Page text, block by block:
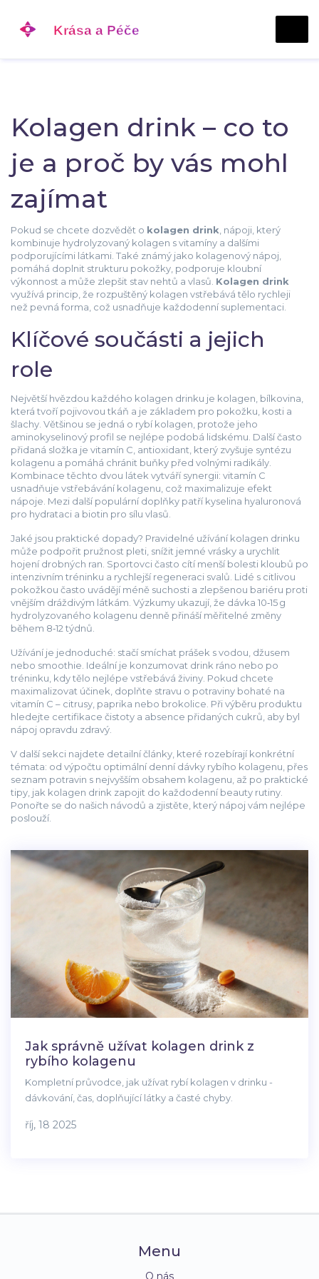
Kolagen drink – co to
je a proč by vás mohl
zajímat
Pokud se chcete dozvědět o kolagen drink nápoji, který
kombinuje hydrolyzovaný kolagen s vitamíny a dalšími
podporujícími látkami . Také známý jako kolagenový nápoj
pomáhá doplnit strukturu pokožky, podporuje kloubní
výkonnost a může zlepšit stav nehtů a vlasů. Kolagen drink
využívá princip, že rozpuštěný kolagen vstřebává tělo rychleji
než pevná forma, což usnadňuje každodenní suplementaci.
Klíčové součásti a jejich
role
Největší hvězdou každého kolagen drinku je kolagen bílkovina,
která tvoří pojivovou tkáň a je základem pro pokožku, kosti a
šlachy . Většinou se jedná o rybí kolagen, protože jeho
aminokyselinový profil se nejlépe podobá lidskému. Další často
přidaná složka je vitamín C antioxidant, který zvyšuje syntézu
kolagenu a pomáhá chránit buňky před volnými radikály
Kombinace těchto dvou látek vytváří synergii: vitamín C
usnadňuje vstřebávání kolagenu, což maximalizuje efekt
nápoje. Mezi další populární doplňky patří kyselina hyaluronová
pro hydrataci a biotin pro sílu vlasů.
Jaké jsou praktické dopady? Pravidelné užívání kolagen drinku
může podpořit pružnost pleti, snížit jemné vrásky a urychlit
hojení drobných ran. Sportovci často cítí menší bolesti kloubů po
intenzivním tréninku a rychlejší regeneraci svalů. Lidé s citlivou
pokožkou často uvádějí méně suchosti a zlepšenou bariéru proti
vnějším dráždivým látkám. Výzkumy ukazují, že dávka 10‑15 g
hydrolyzovaného kolagenu denně přináší měřitelné změny
během 8‑12 týdnů.
Užívání je jednoduché: stačí smíchat prášek s vodou, džusem
nebo smoothie. Ideální je konzumovat drink ráno nebo po
tréninku, kdy tělo nejlépe vstřebává živiny. Pokud chcete
maximalizovat účinek, doplňte stravu o potraviny bohaté na
vitamín C – citrusy, paprika nebo brokolice. Při výběru produktu
hledejte certifikace čistoty a absence přidaných cukrů, aby byl
nápoj opravdu zdravý.
V další sekci najdete detailní články, které rozebírají konkrétní
témata: od výpočtu optimální denní dávky rybího kolagenu, přes
seznam potravin s nejvyšším obsahem kolagenu, až po praktické
tipy, jak kolagen drink zapojit do každodenní beauty rutiny.
Ponořte se do našich návodů a zjistěte, který nápoj vám nejlépe
poslouží.
Jak správně užívat kolagen drink z
rybího kolagenu
Kompletní průvodce, jak užívat rybí kolagen v drinku -
dávkování, čas, doplňující látky a časté chyby.
říj, 18 2025
Menu
O nás